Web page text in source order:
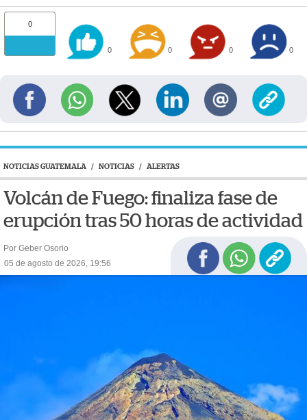
0
0 0 0 0
NOTICIAS GUATEMALA / NOTICIAS / ALERTAS
Volcán de Fuego: finaliza fase de
erupción tras 50 horas de actividad
Por Geber Osorio
05 de agosto de 2026, 19:56